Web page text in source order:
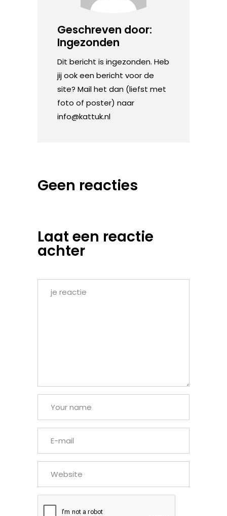
Geschreven door:
Ingezonden
Dit bericht is ingezonden. Heb
jij ook een bericht voor de
site? Mail het dan (liefst met
foto of poster) naar
info@kattuk.nl
Geen reacties
Laat een reactie
achter